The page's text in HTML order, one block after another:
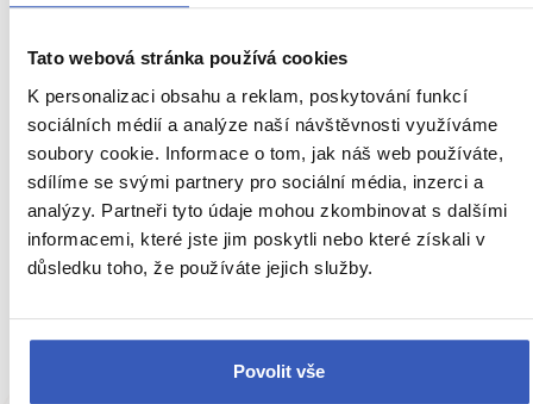
Tato webová stránka používá cookies
K personalizaci obsahu a reklam, poskytování funkcí
sociálních médií a analýze naší návštěvnosti využíváme
soubory cookie. Informace o tom, jak náš web používáte,
sdílíme se svými partnery pro sociální média, inzerci a
analýzy. Partneři tyto údaje mohou zkombinovat s dalšími
informacemi, které jste jim poskytli nebo které získali v
důsledku toho, že používáte jejich služby.
Povolit vše
Zajímavosti v Jemenu-
přímo od našich
průvodců